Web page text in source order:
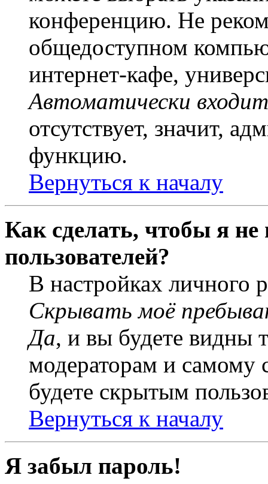
конференцию. Не
общедоступном
интернет-кафе,
Автоматически
отсутствует, значит,
функцию.
Вернуться к началу
Как сделать, чтобы я
пользователей?
В настройках личного
Скрывать моё
Да, и вы будете видны
модераторам и самому
будете скрытым
Вернуться к началу
Я забыл пароль!